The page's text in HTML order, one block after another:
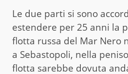
Le due parti si sono
estendere per 25 anni la
flotta russa del Mar Nero
a Sebastopoli, nella
flotta sarebbe dovuta